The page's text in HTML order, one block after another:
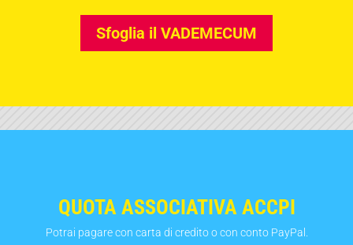
Sfoglia il VADEMECUM
QUOTA ASSOCIATIVA ACCPI
Potrai pagare con carta di credito o con conto PayPal.